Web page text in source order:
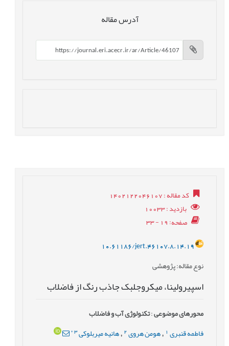
آدرس مقاله
کد مقاله: 1402122046107
بازدید: 10033
صفحه: 19 - 33
10.61186/jert.46107.8.14.19
نوع مقاله: پژوهشی
اسپیرولینا، میکروجلبک‌ جاذب رنگ از فاضلاب
محورهای موضوعی:تکنولوژی آب و فاضلاب
فاطمه قنبری , هومن هروی 2
, هانیه میربلوکی 3
*